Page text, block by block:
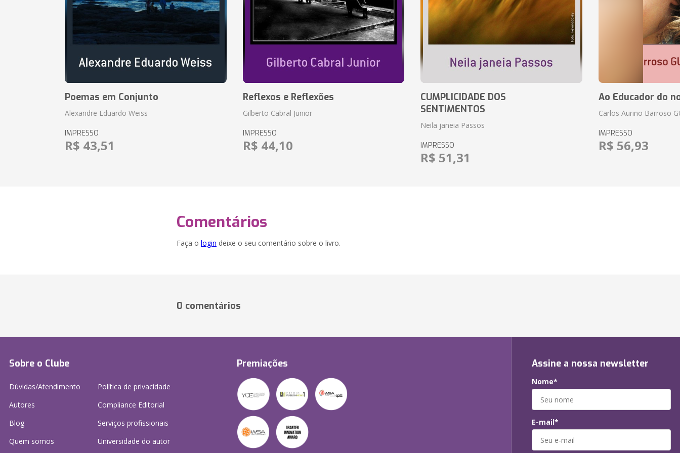
Poemas em Conjunto
Alexandre Eduardo Weiss
IMPRESSO
R$ 43,51
Reflexos e Reflexões
Gilberto Cabral Junior
IMPRESSO
R$ 44,10
CUMPLICIDADE DOS
SENTIMENTOS
Neila janeia Passos
IMPRESSO
R$ 51,31
Ao Educador do
Carlos Aurino Barroso
IMPRESSO
R$ 56,93
Comentários
Faça o login deixe o seu comentário sobre o livro.
0 comentários
Sobre o Clube
Dúvidas/Atendimento
Autores
Blog
Quem somos
Política de privacidade
Compliance Editorial
Serviços profissionais
Universidade do autor
Premiações Assine a nossa newsletter
Nome*
E-mail*